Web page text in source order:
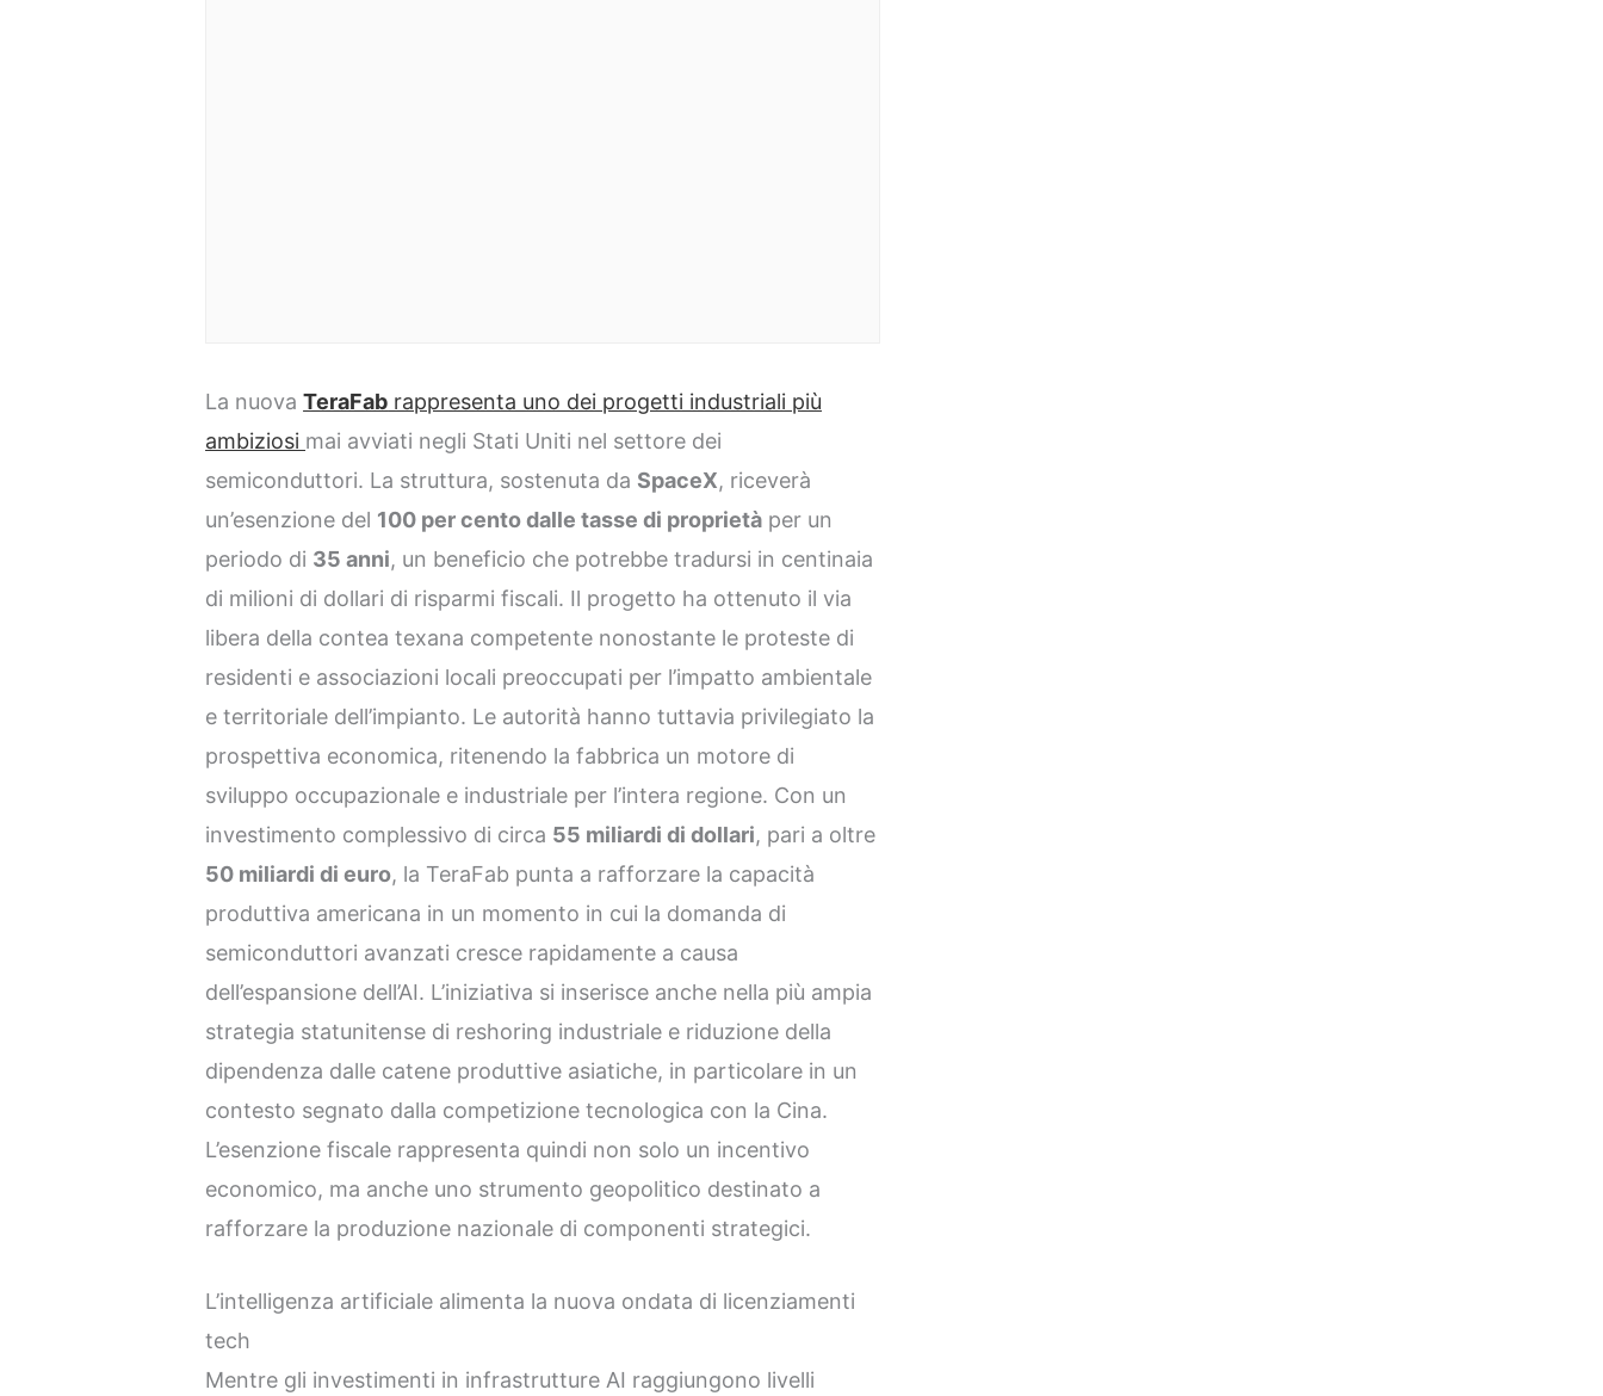
La nuovaTeraFab rappresenta uno dei progetti industriali più
ambiziosi mai avviati negli Stati Uniti nel settore dei
semiconduttori. La struttura, sostenuta da SpaceX, riceverà
un’esenzione del 100 per cento dalle tasse di proprietà per un
periodo di 35 anni, un beneficio che potrebbe tradursi in centinaia
di milioni di dollari di risparmi fiscali. Il progetto ha ottenuto il via
libera della contea texana competente nonostante le proteste di
residenti e associazioni locali preoccupati per l’impatto ambientale
e territoriale dell’impianto. Le autorità hanno tuttavia privilegiato la
prospettiva economica, ritenendo la fabbrica un motore di
sviluppo occupazionale e industriale per l’intera regione. Con un
investimento complessivo di circa 55 miliardi di dollari, pari a oltre
50 miliardi di euro, la TeraFab punta a rafforzare la capacità
produttiva americana in un momento in cui la domanda di
semiconduttori avanzati cresce rapidamente a causa
dell’espansione dell’AI. L’iniziativa si inserisce anche nella più ampia
strategia statunitense di reshoring industriale e riduzione della
dipendenza dalle catene produttive asiatiche, in particolare in un
contesto segnato dalla competizione tecnologica con la Cina.
L’esenzione fiscale rappresenta quindi non solo un incentivo
economico, ma anche uno strumento geopolitico destinato a
rafforzare la produzione nazionale di componenti strategici.
L’intelligenza artificiale alimenta la nuova ondata di licenziamenti
tech
Mentre gli investimenti in infrastrutture AI raggiungono livelli